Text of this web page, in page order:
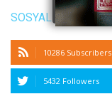
SOSYAL MEDYA
10286 Subscribers
5432 Followers